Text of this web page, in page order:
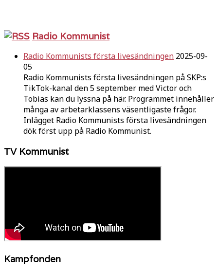
Radio Kommunist
Radio Kommunists första livesändningen 2025-09-
05
Radio Kommunists första livesändningen på SKP:s
TikTok-kanal den 5 september med Victor och
Tobias kan du lyssna på här. Programmet innehåller
många av arbetarklassens väsentligaste frågor.
Inlägget Radio Kommunists första livesändningen
dök först upp på Radio Kommunist.
TV Kommunist
Kampfonden